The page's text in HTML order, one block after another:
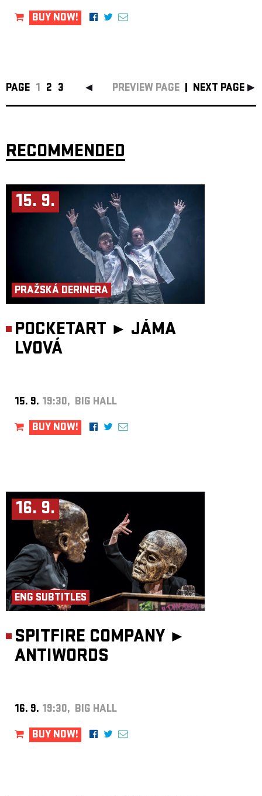
BUY NOW!
PAGE 1 2 3 PREVIEW PAGE NEXT PAGE
RECOMMENDED
15. 9.
PRAŽSKÁ DERINERA
POCKETART ► JÁMA
LVOVÁ
15. 9. 19:30, BIG HALL
BUY NOW!
16. 9.
ENG SUBTITLES
SPITFIRE COMPANY ►
ANTIWORDS
16. 9. 19:30, BIG HALL
BUY NOW!